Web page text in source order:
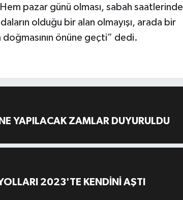
pazar günü olması, sabah saatlerinde
olduğu bir alan olmayışı, arada bir
önüne geçti” dedi.
YAPILACAK ZAMLAR DUYURULDU
2023'TE KENDİNİ AŞTI